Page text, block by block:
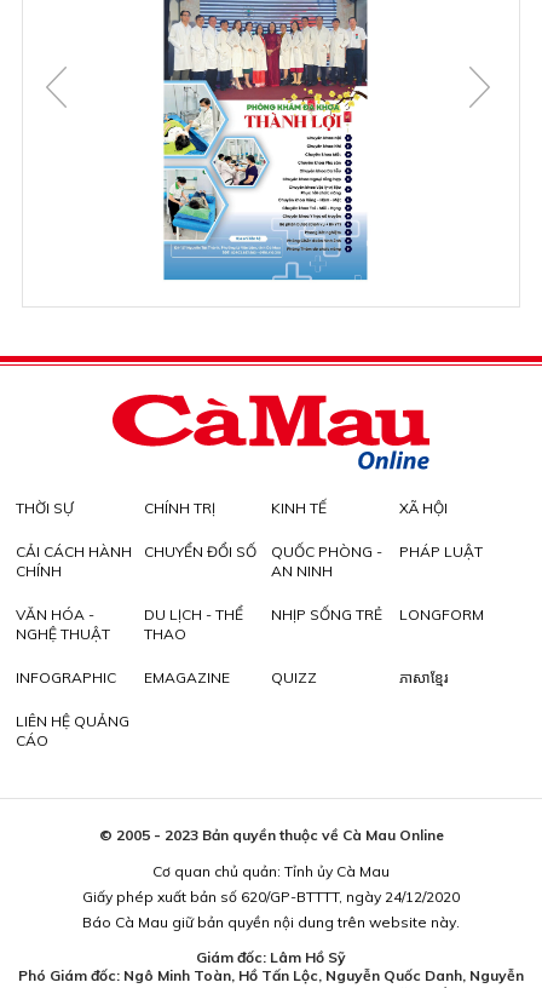
THỜI SỰ CHÍNH TRỊ KINH TẾ XÃ HỘI
CẢI CÁCH HÀNH
CHÍNH
CHUYỂN ĐỔI SỐ
QUỐC PHÒNG -
AN NINH
PHÁP LUẬT
VĂN HÓA -
NGHỆ THUẬT
DU LỊCH - THỂ
THAO
NHỊP SỐNG TRẺ LONGFORM
INFOGRAPHIC EMAGAZINE QUIZZ ភាសាខ្មែរ
LIÊN HỆ QUẢNG
CÁO
© 2005 - 2023 Bản quyền thuộc về Cà Mau Online
Cơ quan chủ quản: Tỉnh ủy Cà Mau
Giấy phép xuất bản số 620/GP-BTTTT, ngày 24/12/2020
Báo Cà Mau giữ bản quyền nội dung trên website này.
Giám đốc: Lâm Hồ Sỹ
Phó Giám đốc: Ngô Minh Toàn, Hồ Tấn Lộc, Nguyễn Quốc Danh, Nguyễn